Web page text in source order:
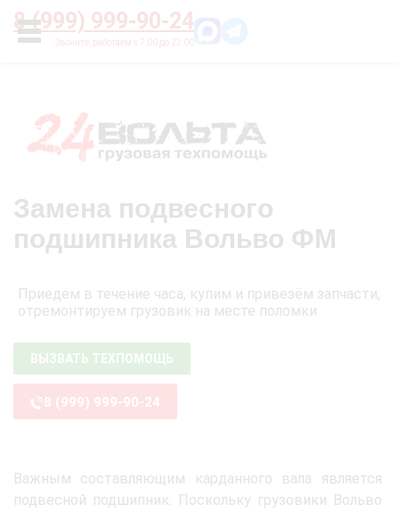
8 (999) 999-90-24
УСЛУГИ
Главная О нас Цены
Замена подвесного
подшипника Вольво ФМ
Приедем в течение часа, купим и привезём запчасти,
отремонтируем грузовик на месте поломки
ВЫЗВАТЬ ТЕХПОМОЩЬ
8 (999) 999-90-24
Важным составляющим карданного вала является
подвесной подшипник. Поскольку грузовики Вольво